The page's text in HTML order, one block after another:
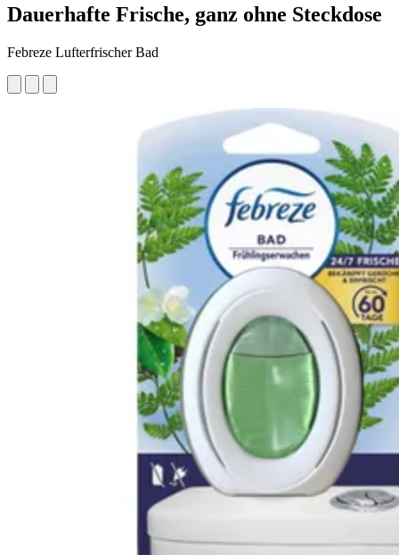
Dauerhafte Frische, ganz ohne Steckdose
Febreze Lufterfrischer Bad